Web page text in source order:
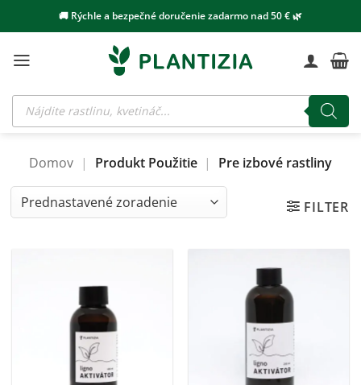
to
🚚 Rýchle a bezpečné doručenie zadarmo nad 50 € 🌿
Products
search
Domov | Produkt Použitie | Pre izbové rastliny
FILTER